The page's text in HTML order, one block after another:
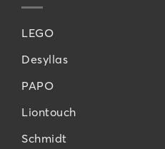
LEGO
Desyllas
PAPO
Liontouch
Schmidt